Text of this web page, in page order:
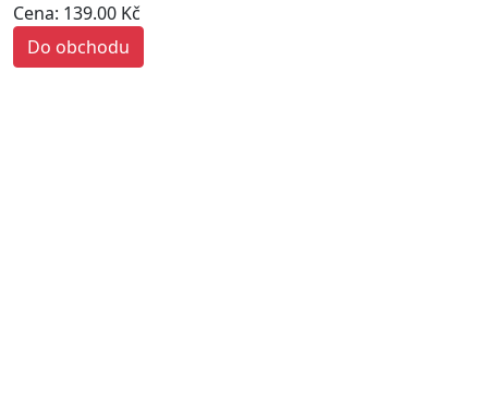
Cena: 139.00 Kč
Do obchodu